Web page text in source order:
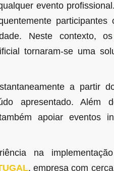
evento
participantes
Neste contexto, os
tornaram-se uma
a partir
apresentado. Além
apoiar eventos
na
, empresa com